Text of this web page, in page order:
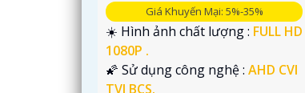
Giá Khuyến Mại: 5%-35%
☀️ Hình ảnh chất lượng : FULL HD
1080P .
🌠 Sử dụng công nghệ : AHD CVI
TVI BCS.